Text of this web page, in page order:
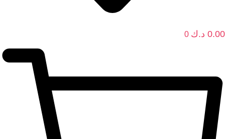
0.00 د.ك 0